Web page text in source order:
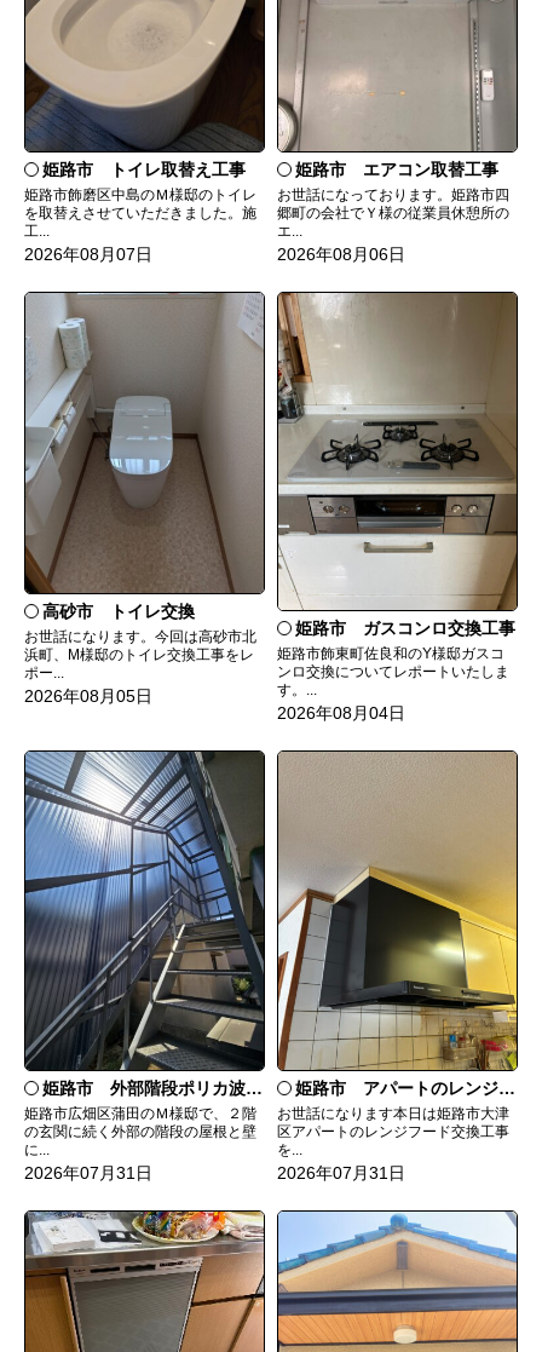
姫路市 トイレ取替え工事
姫路市飾磨区中島のＭ様邸のトイレ
を取替えさせていただきました。施
工...
2026年08月07日
姫路市 エアコン取替工事
お世話になっております。姫路市四
郷町の会社でＹ様の従業員休憩所の
エ...
2026年08月06日
高砂市 トイレ交換
お世話になります。今回は高砂市北
浜町、M様邸のトイレ交換工事をレ
ポー...
2026年08月05日
姫路市 ガスコンロ交換工事
姫路市飾東町佐良和のY様邸ガスコ
ンロ交換についてレポートいたしま
す。...
2026年08月04日
姫路市 外部階段ポリカ波板張替工事
姫路市広畑区蒲田のＭ様邸で、２階
の玄関に続く外部の階段の屋根と壁
に...
2026年07月31日
姫路市 アパートのレンジフード交換
お世話になります本日は姫路市大津
区アパートのレンジフード交換工事
を...
2026年07月31日